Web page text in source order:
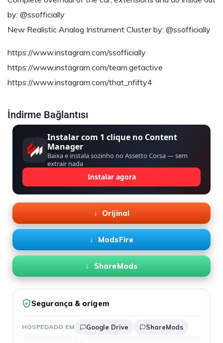
by: @ssofficially
New Realistic Analog Instrument Cluster by: @ssofficially
https://www.instagram.com/ssofficially
https://www.instagram.com/team.getactive
https://www.instagram.com/that_nfifty4
İndirme Bağlantısı
Instalar com 1 clique no Content
Manager
Baixa e instala sozinho no Assetto Corsa — sem
extrair nada
Instalar agora
Orijinal
ModsFire
ShareMods
Segurança & origem
HOSPEDADO EM Google Drive ShareMods